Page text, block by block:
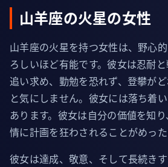
山羊座の火星の女性
山羊座の火星を持つ女性は、野心
ろしいほど有能です。彼女は忍耐
追い求め、勤勉を恐れず、登攀が
と気にしません。彼女には落ち着
あります。彼女は自分の価値を知
情に計画を狂わされることがめった
彼女は達成、敬意、そして長続き